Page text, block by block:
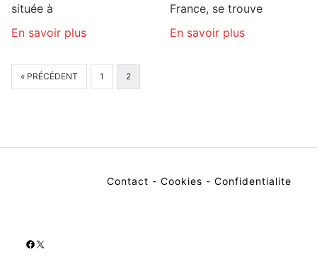
située à
En savoir plus
France, se trouve
En savoir plus
« PRÉCÉDENT 1 2
Contact - Cookies - Confidentialite
Facebook
X